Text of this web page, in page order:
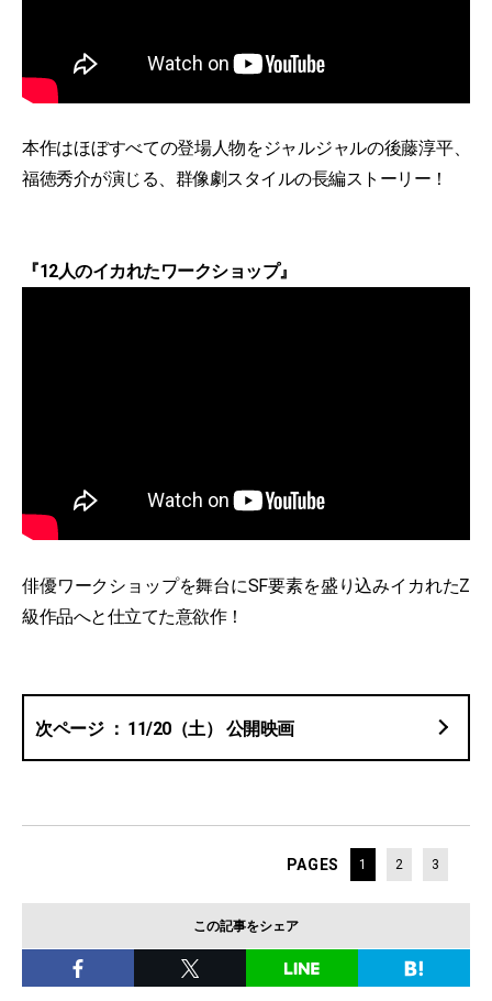
本作はほぼすべての登場人物をジャルジャルの後藤淳平、
福徳秀介が演じる、群像劇スタイルの長編ストーリー！
『12人のイカれたワークショップ』
俳優ワークショップを舞台にSF要素を盛り込みイカれたZ
級作品へと仕立てた意欲作！
11/20（土） 公開映画
PAGES 1 2 3
この記事をシェア